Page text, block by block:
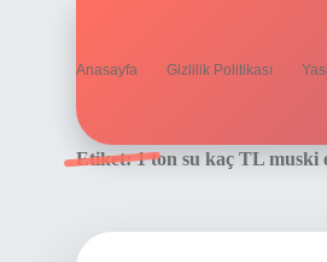
Anasayfa Gizlilik Politikası
Etiket:1 ton su kaç TL muski